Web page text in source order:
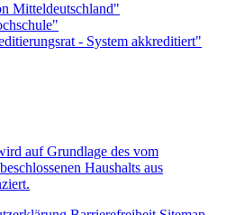
auf Grundlage des vom
Haushalts aus